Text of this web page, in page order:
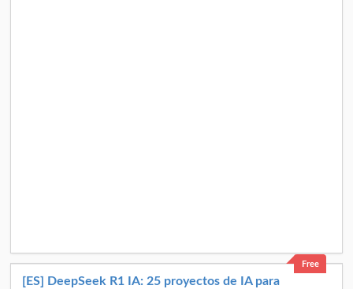
Free
[ES] DeepSeek R1 IA: 25 proyectos de IA para